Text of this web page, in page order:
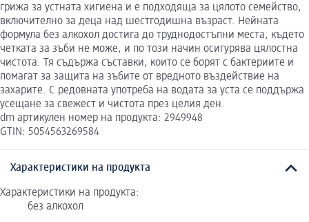
грижа за устната хигиена и е подходяща за цялото семейство,
включително за деца над шестгодишна възраст. Нейната
формула без алкохол достига до труднодостъпни места, където
четката за зъби не може, и по този начин осигурява цялостна
чистота. Тя съдържа съставки, които се борят с бактериите и
помагат за защита на зъбите от вредното въздействие на
захарите. С редовната употреба на водата за уста се поддържа
усещане за свежест и чистота през целия ден.
dm артикулен номер на продукта: 2949948
GTIN: 5054563269584
Характеристики на продукта
Характеристики на продукта:
без алкохол